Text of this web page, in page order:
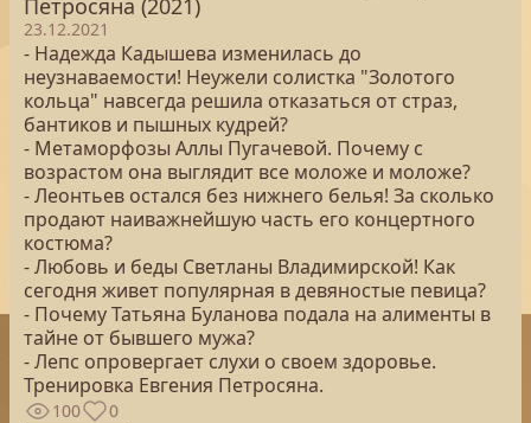
Петросяна (2021)
23.12.2021
- Надежда Кадышева изменилась до
неузнаваемости! Неужели солистка "Золотого
кольца" навсегда решила отказаться от страз,
бантиков и пышных кудрей?
- Метаморфозы Аллы Пугачевой. Почему с
возрастом она выглядит все моложе и моложе?
- Леонтьев остался без нижнего белья! За сколько
продают наиважнейшую часть его концертного
костюма?
- Любовь и беды Светланы Владимирской! Как
сегодня живет популярная в девяностые певица?
- Почему Татьяна Буланова подала на алименты в
тайне от бывшего мужа?
- Лепс опровергает слухи о своем здоровье.
Тренировка Евгения Петросяна.
100 0